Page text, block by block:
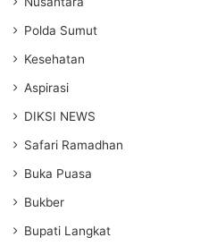
Polda Sumut
Kesehatan
Aspirasi
DIKSI NEWS
Safari Ramadhan
Buka Puasa
Bukber
Bupati Langkat